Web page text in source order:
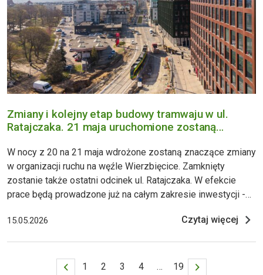
Zmiany i kolejny etap budowy tramwaju w ul.
Ratajczaka. 21 maja uruchomione zostaną
Wierzbięcice
W nocy z 20 na 21 maja wdrożone zostaną znaczące zmiany
w organizacji ruchu na węźle Wierzbięcice. Zamknięty
zostanie także ostatni odcinek ul. Ratajczaka. W efekcie
prace będą prowadzone już na całym zakresie inwestycji -
pasażerów - na ulicy Wierzbięcice (pomiędzy ulicami Wujka
15.05.2026 Czytaj więcej
1 2 3 4 … 19